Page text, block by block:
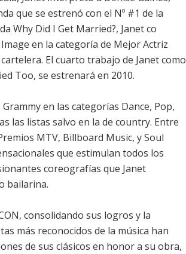
que se estrenó con el Nº #1 de la
Why Did I Get Married?, Janet co
en la categoría de Mejor Actriz
El cuarto trabajo de Janet como
Too, se estrenará en 2010.
en las categorías Dance, Pop,
las listas salvo en la de country. Entre
MTV, Billboard Music, y Soul
que estimulan todos los
coreografías que Janet
bailarina.
consolidando sus logros y la
más reconocidos de la música han
de sus clásicos en honor a su obra,